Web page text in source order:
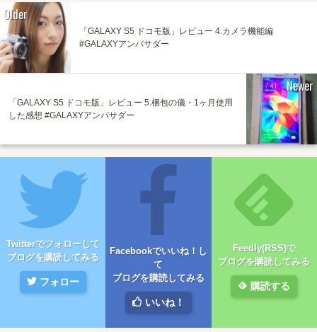
Older
「GALAXY S5 ドコモ版」レビュー 4.カメラ機能編
#GALAXYアンバサダー
「GALAXY S5 ドコモ版」レビュー 5.梱包の儀・1ヶ月使用
した感想 #GALAXYアンバサダー
Newer
Twitterでフォローして
ブログを購読してみる
フォロー
Facebookでいいね！し
て
ブログを購読してみる
いいね！
Feedly(RSS)で
ブログを購読してみる
購読する